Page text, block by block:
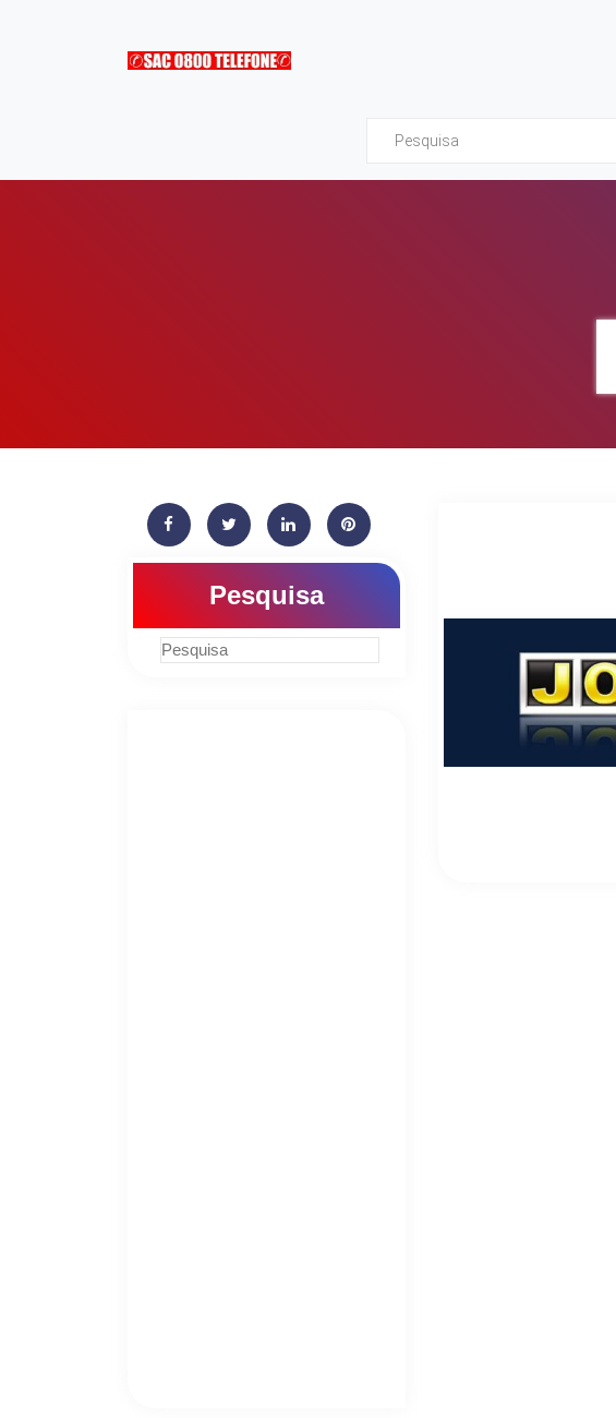
Sac0800Telefone
Pesquisa